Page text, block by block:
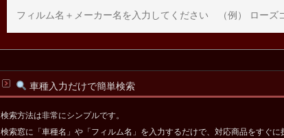
車種入力だけで簡単検索
検索方法は非常にシンプルです。
検索窓に「車種名」や「フィルム名」を入力するだけで、対応商品をすぐに